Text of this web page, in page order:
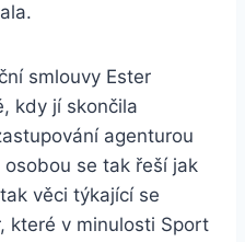
smlouvy Ester
kdy jí skončila
agenturou
se tak řeší jak
věci týkající se
které v minulosti Sport